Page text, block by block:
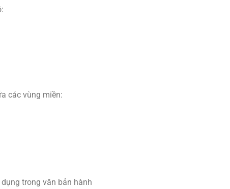
các vùng miền:
trong văn bản hành